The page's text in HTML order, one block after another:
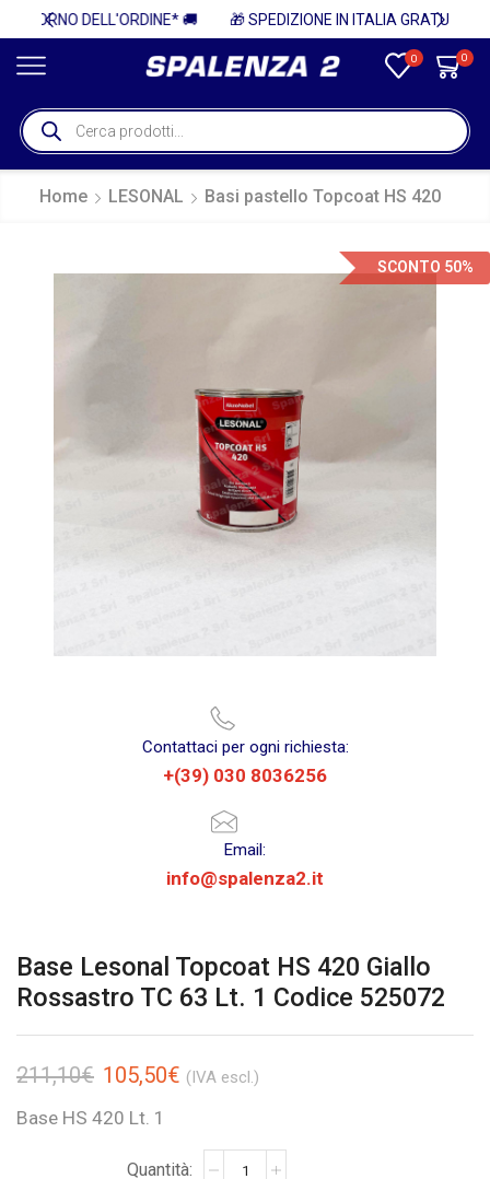
🎁 SPEDIZIONE IN ITALIA GRATUITA PER ORDINI SUPERIORI A 750€ + IVA 🎁
0 0
Home LESONAL Basi pastello Topcoat HS 420
SCONTO 50%
Contattaci per ogni richiesta:
+(39) 030 8036256
Email:
info@spalenza2.it
Base Lesonal Topcoat HS 420 Giallo
Rossastro TC 63 Lt. 1 Codice 525072
211,10€ 105,50€ (IVA escl.)
Base HS 420 Lt. 1